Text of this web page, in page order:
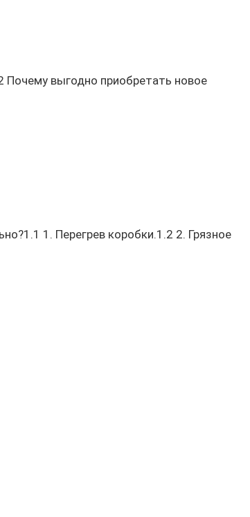
Почему выгодно приобретать новое
1. Перегрев коробки.1.2 2. Грязное